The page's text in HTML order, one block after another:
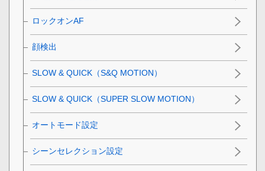
ロックオンAF
顔検出
SLOW & QUICK（S&Q MOTION）
SLOW & QUICK（SUPER SLOW MOTION）
オートモード設定
シーンセレクション設定